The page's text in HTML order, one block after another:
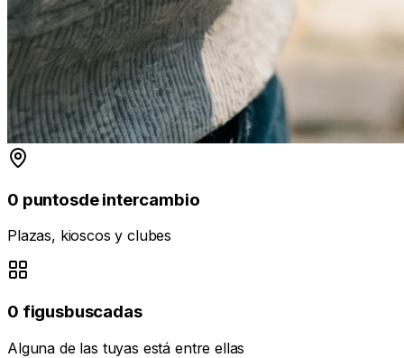
0 puntosde intercambio
Plazas, kioscos y clubes
0 figusbuscadas
Alguna de las tuyas está entre ellas